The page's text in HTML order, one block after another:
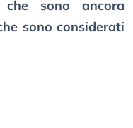
sono ancora
sono considerati